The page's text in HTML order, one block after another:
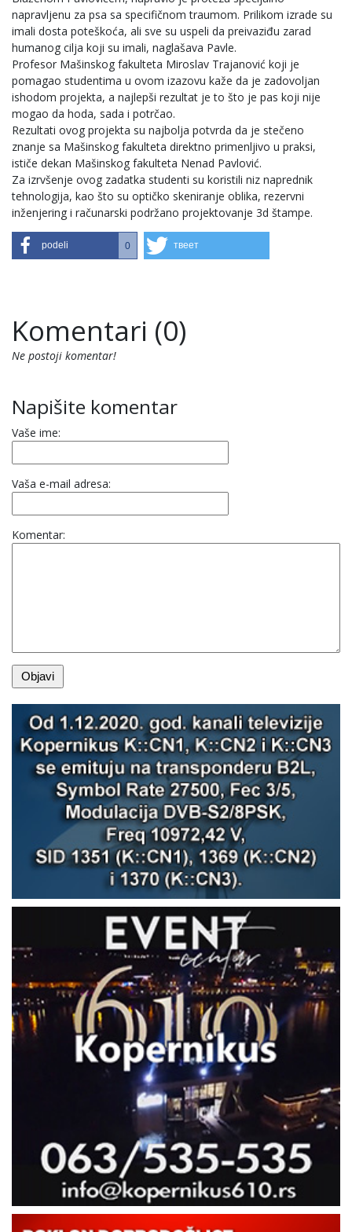
napravljenu za psa sa specifičnom traumom. Prilikom izrade su
imali dosta poteškoća, ali sve su uspeli da preivaziđu zarad
humanog cilja koji su imali, naglašava Pavle.
Profesor Mašinskog fakulteta Miroslav Trajanović koji je
pomagao studentima u ovom izazovu kaže da je zadovoljan
ishodom projekta, a najlepši rezultat je to što je pas koji nije
mogao da hoda, sada i potrčao.
Rezultati ovog projekta su najbolja potvrda da je stečeno
znanje sa Mašinskog fakulteta direktno primenljivo u praksi,
ističe dekan Mašinskog fakulteta Nenad Pavlović.
Za izrvšenje ovog zadatka studenti su koristili niz naprednik
tehnologija, kao što su optičko skeniranje oblika, rezervni
inženjering i računarski podržano projektovanje 3d štampe.
podeli 0 твеет
Komentari (0)
Ne postoji komentar!
Napišite komentar
Vaše ime:
Vaša e-mail adresa:
Komentar: